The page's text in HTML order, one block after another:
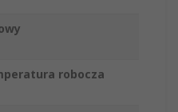
robocza